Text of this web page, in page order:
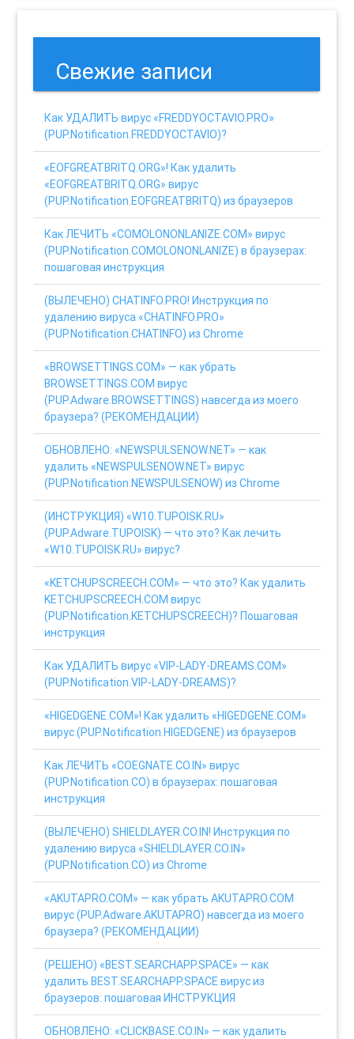
Свежие записи
Как УДАЛИТЬ вирус «FREDDYOCTAVIO.PRO»
(PUP.Notification.FREDDYOCTAVIO)?
«EOFGREATBRITQ.ORG»! Как удалить
«EOFGREATBRITQ.ORG» вирус
(PUP.Notification.EOFGREATBRITQ) из браузеров
Как ЛЕЧИТЬ «COMOLONONLANIZE.COM» вирус
(PUP.Notification.COMOLONONLANIZE) в браузерах:
пошаговая инструкция
(ВЫЛЕЧЕНО) CHATINFO.PRO! Инструкция по
удалению вируса «CHATINFO.PRO»
(PUP.Notification.CHATINFO) из Chrome
«BROWSETTINGS.COM» — как убрать
BROWSETTINGS.COM вирус
(PUP.Adware.BROWSETTINGS) навсегда из моего
браузера? (РЕКОМЕНДАЦИИ)
ОБНОВЛЕНО: «NEWSPULSENOW.NET» — как
удалить «NEWSPULSENOW.NET» вирус
(PUP.Notification.NEWSPULSENOW) из Chrome
(ИНСТРУКЦИЯ) «W10.TUPOISK.RU»
(PUP.Adware.TUPOISK) — что это? Как лечить
«W10.TUPOISK.RU» вирус?
«KETCHUPSCREECH.COM» — что это? Как удалить
KETCHUPSCREECH.COM вирус
(PUP.Notification.KETCHUPSCREECH)? Пошаговая
инструкция
Как УДАЛИТЬ вирус «VIP-LADY-DREAMS.COM»
(PUP.Notification.VIP-LADY-DREAMS)?
«HIGEDGENE.COM»! Как удалить «HIGEDGENE.COM»
вирус (PUP.Notification.HIGEDGENE) из браузеров
Как ЛЕЧИТЬ «COEGNATE.CO.IN» вирус
(PUP.Notification.CO) в браузерах: пошаговая
инструкция
(ВЫЛЕЧЕНО) SHIELDLAYER.CO.IN! Инструкция по
удалению вируса «SHIELDLAYER.CO.IN»
(PUP.Notification.CO) из Chrome
«AKUTAPRO.COM» — как убрать AKUTAPRO.COM
вирус (PUP.Adware.AKUTAPRO) навсегда из моего
браузера? (РЕКОМЕНДАЦИИ)
(РЕШЕНО) «BEST.SEARCHAPP.SPACE» — как
удалить BEST.SEARCHAPP.SPACE вирус из
браузеров: пошаговая ИНСТРУКЦИЯ
ОБНОВЛЕНО: «CLICKBASE.CO.IN» — как удалить